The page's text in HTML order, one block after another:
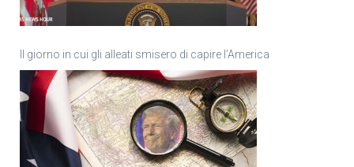
Il giorno in cui gli alleati smisero di capire l’America